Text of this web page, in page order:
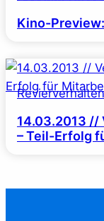
Kino-
Revierverhalten
14.03.2013 //
– Teil-Erfolg